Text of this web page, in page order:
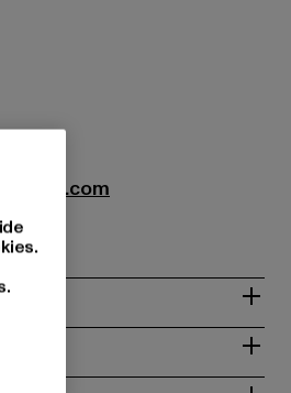
wear.com